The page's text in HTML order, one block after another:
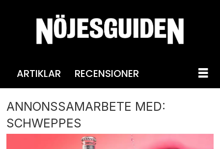
ARTIKLAR RECENSIONER
ANNONSSAMARBETE MED:
SCHWEPPES